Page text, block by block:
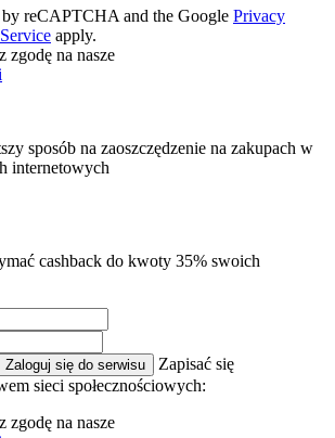
by reCAPTCHA and the Google Privacy
apply.
zgodę na nasze
sposób na zaoszczędzenie na zakupach w
internetowych
cashback do kwoty 35% swoich
Zaloguj się do serwisu
Zapisać się
sieci społecznościowych:
zgodę na nasze